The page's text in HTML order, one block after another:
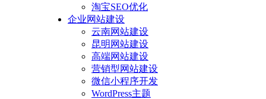
淘宝SEO优化
企业网站建设
云南网站建设
昆明网站建设
高端网站建设
营销型网站建设
微信小程序开发
WordPress主题